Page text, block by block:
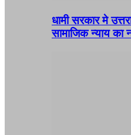
धामी सरकार मे
सामाजिक न्याय का